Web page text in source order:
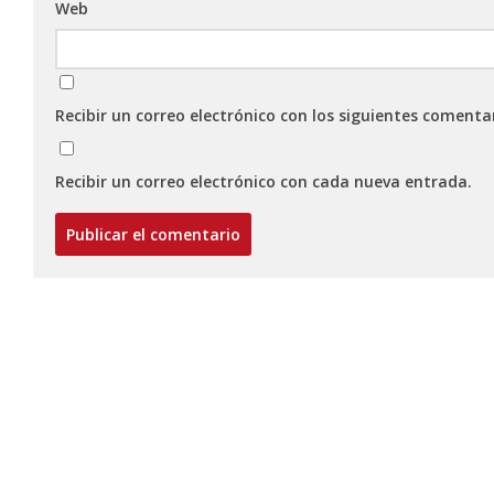
Web
Recibir un correo electrónico con los siguientes
Recibir un correo electrónico con cada nueva entrada.